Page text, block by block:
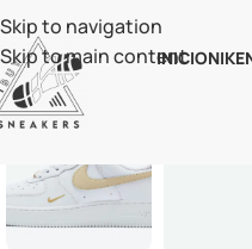
Skip to navigation
Skip to main content
INICIONIKE